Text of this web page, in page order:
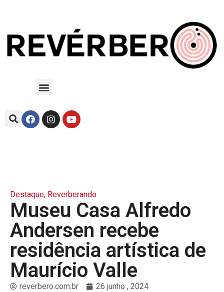
Destaque, Reverberando
Museu Casa Alfredo
Andersen recebe
residência artística de
Maurício Valle
reverbero.com.br
26 junho , 2024